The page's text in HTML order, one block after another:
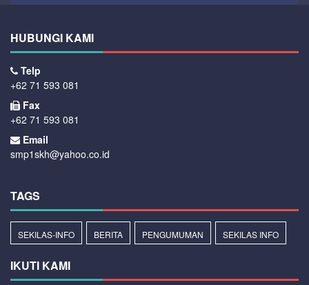
HUBUNGI KAMI
Telp
+62 71 593 081
Fax
+62 71 593 081
Email
smp1skh@yahoo.co.id
TAGS
SEKILAS-INFO BERITA PENGUMUMAN SEKILAS INFO
IKUTI KAMI